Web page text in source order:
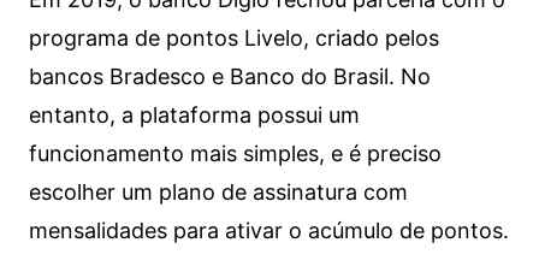
programa de pontos Livelo, criado pelos
bancos Bradesco e Banco do Brasil. No
entanto, a plataforma possui um
funcionamento mais simples, e é preciso
escolher um plano de assinatura com
mensalidades para ativar o acúmulo de pontos.